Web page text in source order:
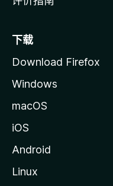
下载
Download Firefox
Windows
macOS
iOS
Android
Linux